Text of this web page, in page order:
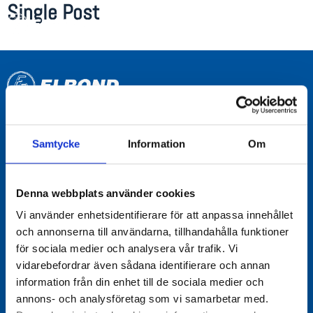
Samtycke Information Om
Denna webbplats använder cookies
Vi använder enhetsidentifierare för att anpassa innehållet
och annonserna till användarna, tillhandahålla funktioner
för sociala medier och analysera vår trafik. Vi
vidarebefordrar även sådana identifierare och annan
information från din enhet till de sociala medier och
annons- och analysföretag som vi samarbetar med.
Single Post
Produkter
Överspänningsskydd /
Potentialutjämning /
Åskledare
UPS (1- och 3-fas)
strömförsörjning